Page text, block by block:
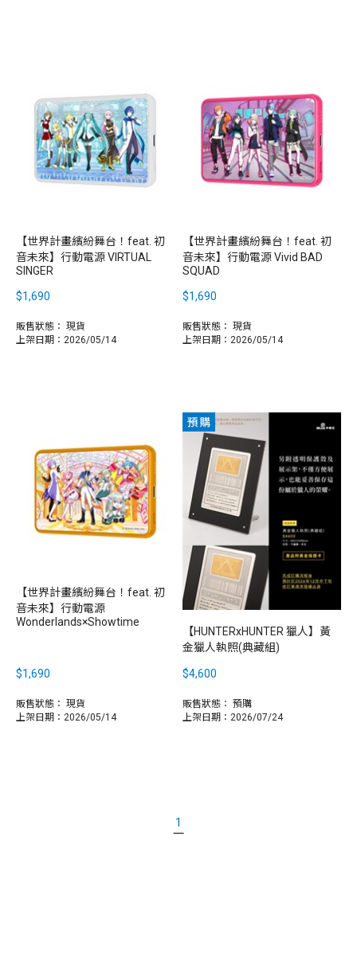
【世界計畫繽紛舞台！feat. 初
音未來】行動電源 VIRTUAL
SINGER
$1,690
販售狀態： 現貨
上架日期：2026/05/14
【世界計畫繽紛舞台！feat. 初
音未來】行動電源 Vivid BAD
SQUAD
$1,690
販售狀態： 現貨
上架日期：2026/05/14
【世界計畫繽紛舞台！feat. 初
音未來】行動電源
Wonderlands×Showtime
$1,690
販售狀態： 現貨
上架日期：2026/05/14
【HUNTERxHUNTER 獵人】黃
金獵人執照(典藏組)
$4,600
販售狀態： 預購
上架日期：2026/07/24
1